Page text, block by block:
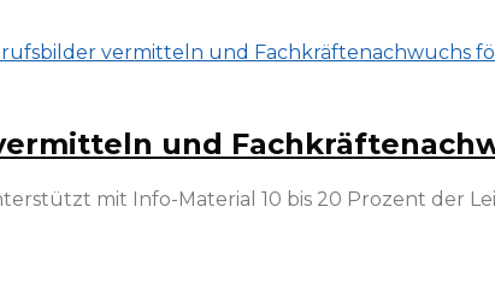
und
mit Info-Material 10 bis 20 Prozent